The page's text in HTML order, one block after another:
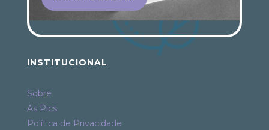
INSTITUCIONAL
Sobre
As Pics
Política de Privacidade